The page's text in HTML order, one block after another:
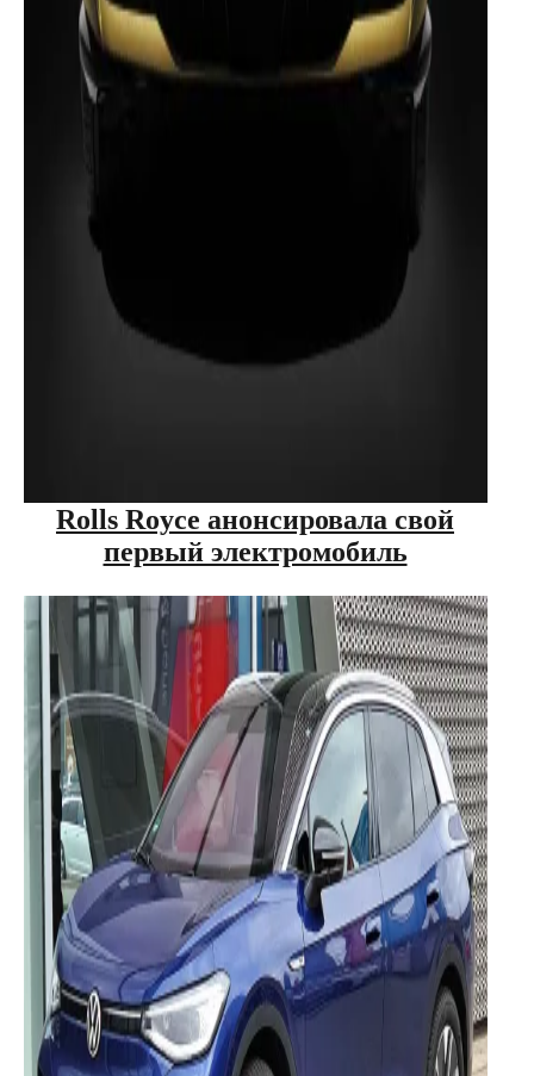
Rolls Royce анонсировала свой
первый электромобиль